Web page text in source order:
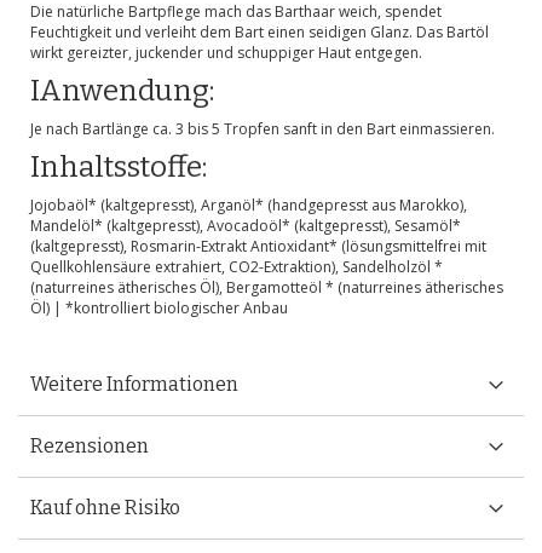
Die natürliche Bartpflege mach das Barthaar weich, spendet
Feuchtigkeit und verleiht dem Bart einen seidigen Glanz. Das Bartöl
wirkt gereizter, juckender und schuppiger Haut entgegen.
IAnwendung:
Je nach Bartlänge ca. 3 bis 5 Tropfen sanft in den Bart einmassieren.
Inhaltsstoffe:
Jojobaöl* (kaltgepresst), Arganöl* (handgepresst aus Marokko),
Mandelöl* (kaltgepresst), Avocadoöl* (kaltgepresst), Sesamöl*
(kaltgepresst), Rosmarin-Extrakt Antioxidant* (lösungsmittelfrei mit
Quellkohlensäure extrahiert, CO2-Extraktion), Sandelholzöl *
(naturreines ätherisches Öl), Bergamotteöl * (naturreines ätherisches
Öl) | *kontrolliert biologischer Anbau
Weitere Informationen
Rezensionen
Kauf ohne Risiko